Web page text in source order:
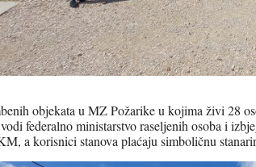
objekata u MZ Požarike u kojima živi 28
federalno ministarstvo raseljenih osoba i
a korisnici stanova plaćaju simboličnu